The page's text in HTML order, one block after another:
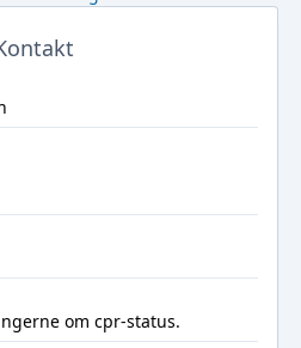
om cpr-status.